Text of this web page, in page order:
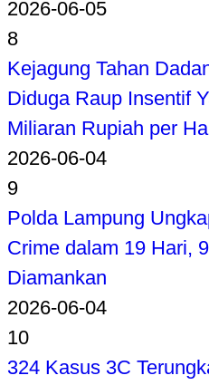
2026-06-05
8
Kejagung Tahan
Diduga Raup Insentif
Miliaran Rupiah per
2026-06-04
9
Polda Lampung
Crime dalam 19 Hari,
Diamankan
2026-06-04
10
324 Kasus 3C